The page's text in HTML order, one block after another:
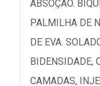
ABSOÇÃO.
PALMILHA DE
DE EVA.
BIDENSIDADE,
CAMADAS,